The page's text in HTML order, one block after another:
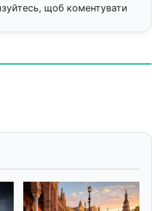
щоб коментувати